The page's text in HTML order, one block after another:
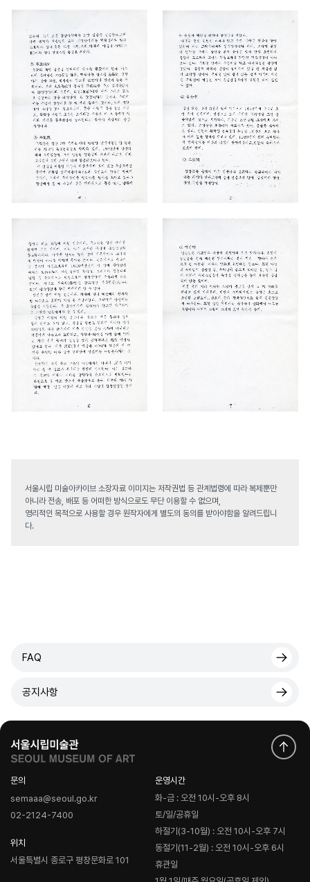
서울시립 미술아카이브 소장자료 이미지는 저작권법 등 관계법령에 따라 복제뿐만
아니라 전송, 배포 등 어떠한 방식으로도 무단 이용할 수 없으며,
영리적인 목적으로 사용할 경우 원작자에게 별도의 동의를 받아야함을 알려드립니
다.
FAQ
공지사항
문의
semaaa@seoul.go.kr
02-2124-7400
위치
서울특별시 종로구 평창문화로 101
운영시간
화-금 : 오전 10시-오후 8시
토/일/공휴일
하절기(3-10월) : 오전 10시-오후 7시
동절기(11-2월) : 오전 10시-오후 6시
휴관일